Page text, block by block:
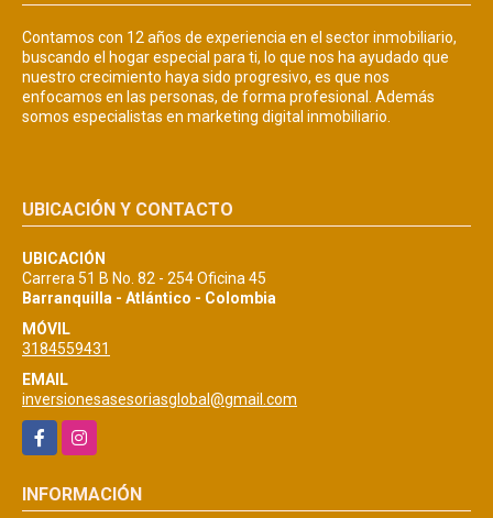
Contamos con 12 años de experiencia en el sector inmobiliario,
buscando el hogar especial para ti, lo que nos ha ayudado que
nuestro crecimiento haya sido progresivo, es que nos
enfocamos en las personas, de forma profesional. Además
somos especialistas en marketing digital inmobiliario.
UBICACIÓN Y CONTACTO
UBICACIÓN
Carrera 51 B No. 82 - 254 Oficina 45
Barranquilla - Atlántico - Colombia
MÓVIL
3184559431
EMAIL
inversionesasesoriasglobal@gmail.com
FacebookInstagram
INFORMACIÓN